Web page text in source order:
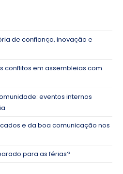
de confiança, inovação e
conflitos em assembleias com
eventos internos
e da boa comunicação nos
para as férias?